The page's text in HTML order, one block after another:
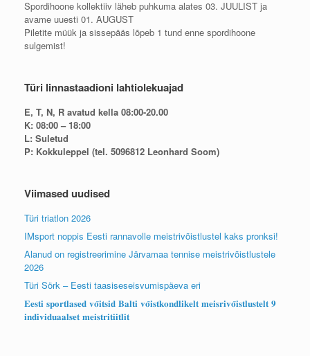
Spordihoone kollektiiv läheb puhkuma alates 03. JUULIST ja
avame uuesti 01. AUGUST
Piletite müük ja sissepääs lõpeb 1 tund enne spordihoone
sulgemist!
Türi linnastaadioni lahtiolekuajad
E, T, N, R avatud kella 08:00-20.00
K: 08:00 – 18:00
L: Suletud
P: Kokkuleppel (tel. 5096812 Leonhard Soom)
Viimased uudised
Türi triatlon 2026
IMsport noppis Eesti rannavolle meistrivõistlustel kaks pronksi!
Alanud on registreerimine Järvamaa tennise meistrivõistlustele
2026
Türi Sörk – Eesti taasiseseisvumispäeva eri
𝐄𝐞𝐬𝐭𝐢 𝐬𝐩𝐨𝐫𝐭𝐥𝐚𝐬𝐞𝐝 𝐯𝐨̃𝐢𝐭𝐬𝐢𝐝 𝐁𝐚𝐥𝐭𝐢 𝐯𝐨̃𝐢𝐬𝐭𝐤𝐨𝐧𝐝𝐥𝐢𝐤𝐞𝐥𝐭 𝐦𝐞𝐢𝐬𝐫𝐢𝐯𝐨̃𝐢𝐬𝐭𝐥𝐮𝐬𝐭𝐞𝐥𝐭 𝟗
𝐢𝐧𝐝𝐢𝐯𝐢𝐝𝐮𝐚𝐚𝐥𝐬𝐞𝐭 𝐦𝐞𝐢𝐬𝐭𝐫𝐢𝐭𝐢𝐢𝐭𝐥𝐢𝐭